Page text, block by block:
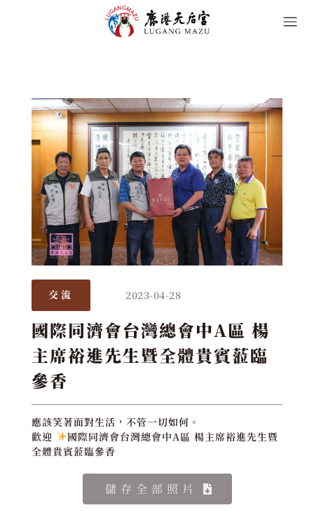
交流 2023-04-28
國際同濟會台灣總會中A區 楊
主席裕進先生暨全體貴賓蒞臨
參香
應該笑著面對生活，不管一切如何。
歡迎
國際同濟會台灣總會中A區 楊主席裕進先生暨
全體貴賓蒞臨參香
儲存全部照片